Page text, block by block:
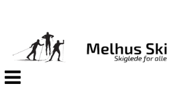
Veksle
navigasjon